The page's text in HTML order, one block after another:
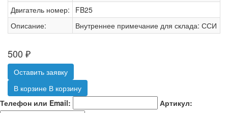
Двигатель номер:
FB25
Описание:
Внутреннее примечание для склада: ССИ
500 ₽
Оставить заявку
В корзине В корзину
Телефон или Email:
Артикул: